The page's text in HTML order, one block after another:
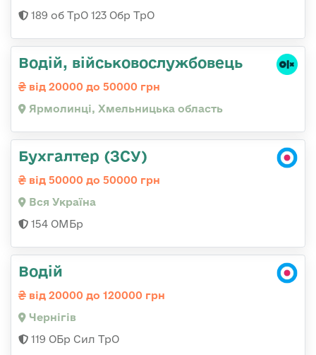
189 об ТрО 123 Обр ТрО
Водій, військовослужбовець
від 20000 до 50000 грн
Ярмолинці, Хмельницька область
Бухгалтер (ЗСУ)
від 50000 до 50000 грн
Вся Україна
154 ОМБр
Водій
від 20000 до 120000 грн
Чернігів
119 ОБр Сил ТрО